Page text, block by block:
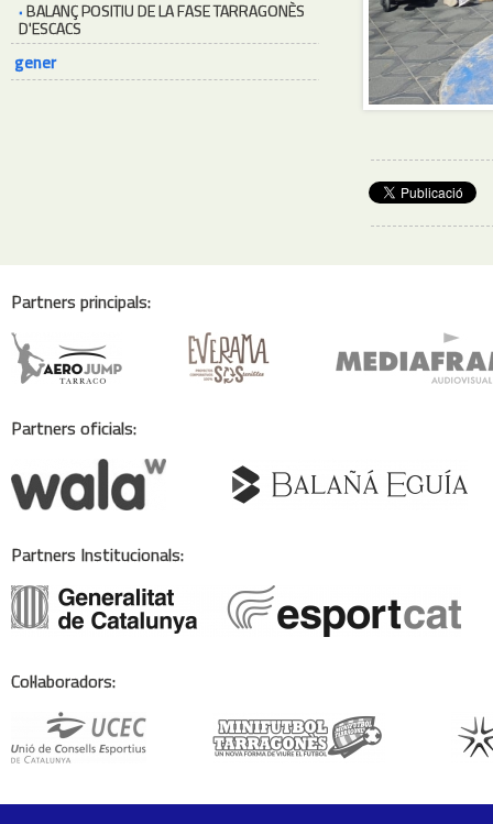
·BALANÇ POSITIU DE LA FASE TARRAGONÈS
D'ESCACS
gener
Partners principals:
Partners oficials:
Partners Institucionals:
Col·laboradors: